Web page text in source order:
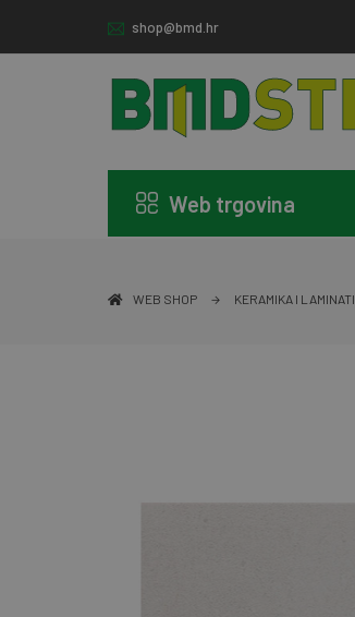
shop@bmd.hr
Web trgovina
WEB SHOP KERAMIKA I LAMINATI